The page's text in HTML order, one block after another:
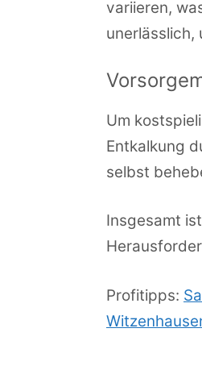
variieren,
unerlässlich,
Um
Entkalkung
selbst
Insgesamt
Profitipps: